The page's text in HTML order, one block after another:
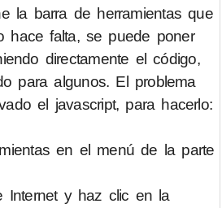
la barra de herramientas que
hace falta, se puede poner
directamente el código,
para algunos. El problema
el javascript, para hacerlo:
en el menú de la parte
Internet y haz clic en la